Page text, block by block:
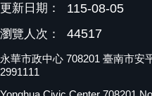
更新日期：
115-08-05
瀏覽人次： 44517
永華市政中心 708201 臺南市
2991111